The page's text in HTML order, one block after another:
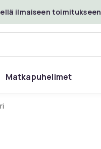
ilmaiseen toimitukseen
Matkapuhelimet